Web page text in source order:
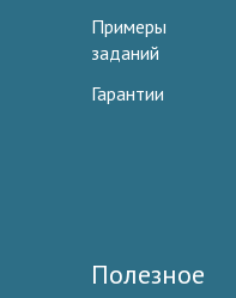
Примеры
заданий
Гарантии
Полезное